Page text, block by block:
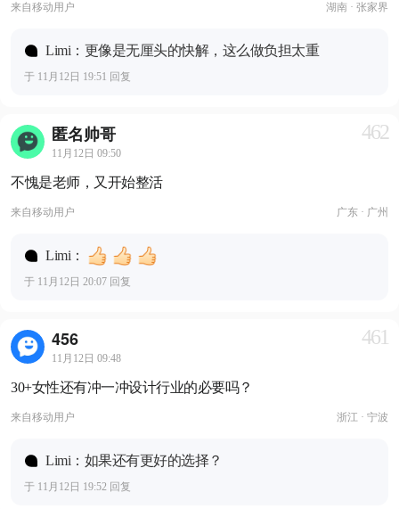
来自移动用户 湖南 · 张家界
Limi：更像是无厘头的快解，这么做负担太重
于 11月12日 19:51 回复
匿名帅哥
11月12日 09:50
462
不愧是老师，又开始整活
来自移动用户 广东 · 广州
Limi：
于 11月12日 20:07 回复
456
11月12日 09:48
461
30+女性还有冲一冲设计行业的必要吗？
来自移动用户 浙江 · 宁波
Limi：如果还有更好的选择？
于 11月12日 19:52 回复